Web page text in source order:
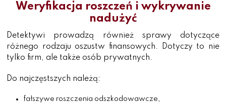
Weryfikacja roszczeń i wykrywanie
nadużyć
Detektywi prowadzą również sprawy dotyczące
różnego rodzaju oszustw finansowych. Dotyczy to nie
tylko firm, ale także osób prywatnych.
Do najczęstszych należą:
fałszywe roszczenia odszkodowawcze,